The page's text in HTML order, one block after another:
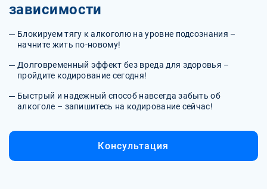
зависимости
Блокируем тягу к алкоголю на уровне подсознания –
начните жить по-новому!
Долговременный эффект без вреда для здоровья –
пройдите кодирование сегодня!
Быстрый и надежный способ навсегда забыть об
алкоголе – запишитесь на кодирование сейчас!
Консультация